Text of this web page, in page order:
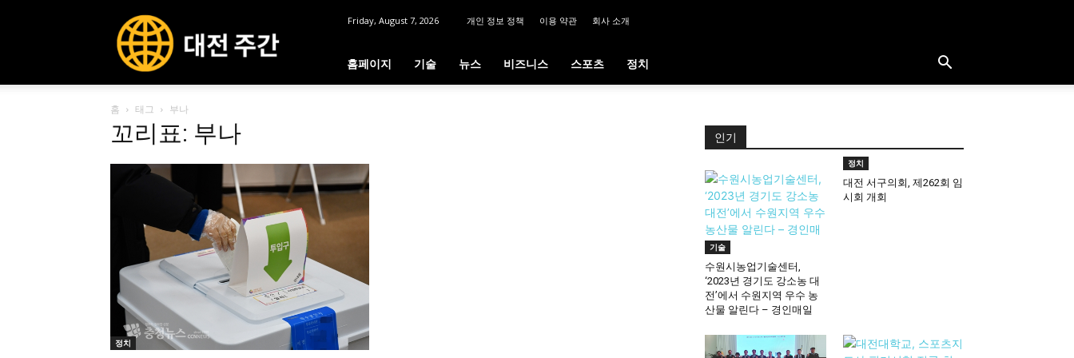
전
주
Friday, August 7, 2026 개인 정보 정책 이용 약관 회사 소개
홈페이지 기술 뉴스 비즈니스 스포츠 정치
홈 태그 부나
꼬리표: 부나
정치
인기
기술
수원시농업기술센터,
‘2023년 경기도 강소농 대
전’에서 수원지역 우수 농
산물 알린다 – 경인매일
정치
대전 서구의회, 제262회 임
시회 개회